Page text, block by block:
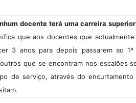
docente terá uma carreira
que aos docentes que
3 anos para depois passarem ao
que se encontram nos escalões
de serviço, através do